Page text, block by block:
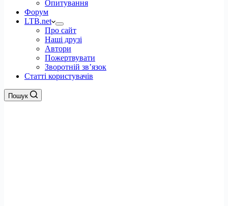
Опитування
Форум
LTB.net
Про сайт
Наші друзі
Автори
Пожертвувати
Зворотній зв’язок
Статті користувачів
Пошук